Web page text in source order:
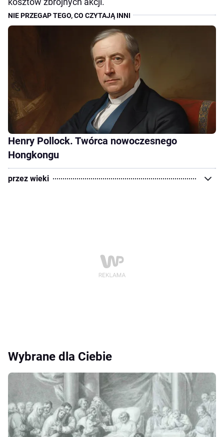
Henry Pollock. Twórca nowoczesnego
Hongkongu
przez wieki
Wybrane dla Ciebie